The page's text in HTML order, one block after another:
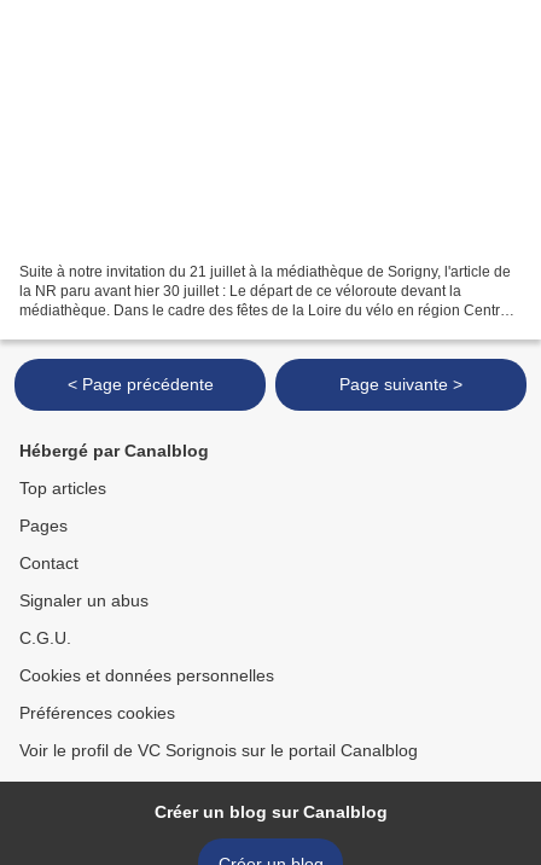
Suite à notre invitation du 21 juillet à la médiathèque de Sorigny, l'article de
la NR paru avant hier 30 juillet : Le départ de ce véloroute devant la
médiathèque. Dans le cadre des fêtes de la Loire du vélo en région Centre
< Page précédente Page suivante >
Hébergé par Canalblog
Top articles
Pages
Contact
Signaler un abus
C.G.U.
Cookies et données personnelles
Préférences cookies
Voir le profil de VC Sorignois sur le portail Canalblog
Créer un blog sur Canalblog